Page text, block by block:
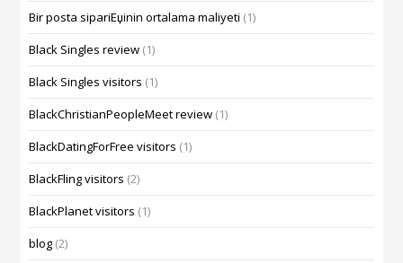
Bir posta sipariЕџinin ortalama maliyeti (1)
Black Singles review (1)
Black Singles visitors (1)
BlackChristianPeopleMeet review (1)
BlackDatingForFree visitors (1)
BlackFling visitors (2)
BlackPlanet visitors (1)
blog (2)